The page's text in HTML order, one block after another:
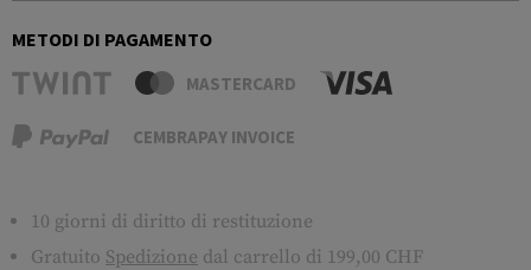
METODI DI PAGAMENTO
MASTERCARD
CEMBRAPAY INVOICE
10 giorni di diritto di restituzione
Gratuito Spedizione dal carrello di 199,00 CHF